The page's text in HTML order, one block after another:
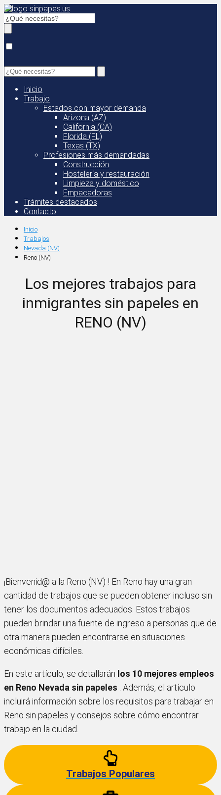
Inicio
Trabajo
Estados con mayor demanda
Arizona (AZ)
California (CA)
Florida (FL)
Texas (TX)
Profesiones más demandadas
Construcción
Hostelería y restauración
Limpieza y doméstico
Empacadoras
Trámites destacados
Contacto
Inicio
Trabajos
Nevada (NV)
Reno (NV)
Los mejores trabajos para
inmigrantes sin papeles en
RENO (NV)
¡Bienvenid@ a la Reno (NV) ! En Reno hay una gran
cantidad de trabajos que se pueden obtener incluso sin
tener los documentos adecuados. Estos trabajos
pueden brindar una fuente de ingreso a personas que de
otra manera pueden encontrarse en situaciones
económicas difíciles.
En este artículo, se detallarán los 10 mejores empleos
en Reno Nevada sin papeles . Además, el artículo
incluirá información sobre los requisitos para trabajar en
Reno sin papeles y consejos sobre cómo encontrar
trabajo en la ciudad.
Trabajos Populares